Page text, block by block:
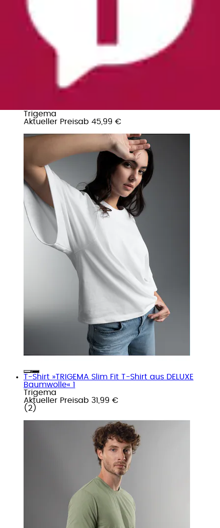
Trigema
Aktueller Preisab 45,99 €
T-Shirt »TRIGEMA Slim Fit T-Shirt aus DELUXE
Baumwolle« 1
Trigema
Aktueller Preisab 31,99 €
( 2 )